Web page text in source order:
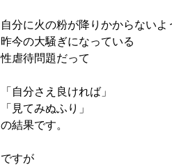
自分に火の粉が降りかからないよ
昨今の大騒ぎになっている
性虐待問題だって
「自分さえ良ければ」
「見てみぬふり」
の結果です。
ですが